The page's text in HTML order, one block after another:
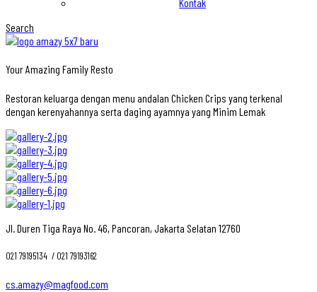
Search
Your Amazing Family Resto
Restoran keluarga dengan menu andalan Chicken Crips yang terkenal
dengan kerenyahannya serta daging ayamnya yang Minim Lemak
Jl. Duren Tiga Raya No. 46, Pancoran, Jakarta Selatan 12760
021 79195134 ‎ / 021 79193162
cs.amazy@magfood.com